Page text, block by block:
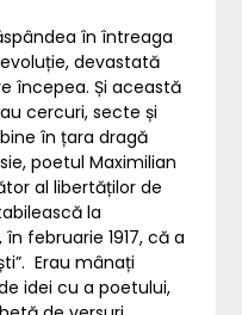
în întreaga
devastată
începea. Și această
cercuri, secte și
în țara dragă
poetul Maximilian
al libertăților de
la
februarie 1917, că a
Erau mânați
idei cu a poetului,